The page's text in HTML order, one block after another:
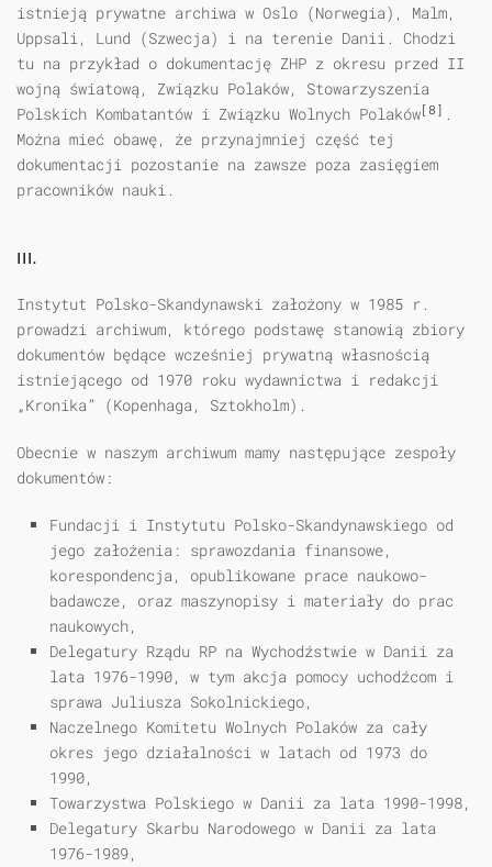
istnieją prywatne archiwa w Oslo (Norwegia), Malm,
Uppsali, Lund (Szwecja) i na terenie Danii. Chodzi
tu na przykład o dokumentację ZHP z okresu przed II
wojną światową, Związku Polaków, Stowarzyszenia
Polskich Kombatantów i Związku Wolnych Polaków[8] .
Można mieć obawę, że przynajmniej część tej
dokumentacji pozostanie na zawsze poza zasięgiem
pracowników nauki.
III.
Instytut Polsko-Skandynawski założony w 1985 r.
prowadzi archiwum, którego podstawę stanowią zbiory
dokumentów będące wcześniej prywatną własnością
istniejącego od 1970 roku wydawnictwa i redakcji
„Kronika” (Kopenhaga, Sztokholm).
Obecnie w naszym archiwum mamy następujące zespoły
dokumentów:
Fundacji i Instytutu Polsko-Skandynawskiego od
jego założenia: sprawozdania finansowe,
korespondencja, opublikowane prace naukowo-
badawcze, oraz maszynopisy i materiały do prac
naukowych,
Delegatury Rządu RP na Wychodźstwie w Danii za
lata 1976-1990, w tym akcja pomocy uchodźcom i
sprawa Juliusza Sokolnickiego,
Naczelnego Komitetu Wolnych Polaków za cały
okres jego działalności w latach od 1973 do
1990,
Towarzystwa Polskiego w Danii za lata 1990-1998,
Delegatury Skarbu Narodowego w Danii za lata
1976-1989,